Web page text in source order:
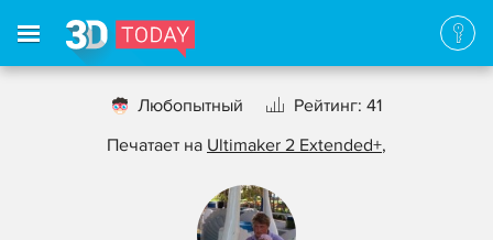
Любопытный
Рейтинг: 41
Печатает на Ultimaker 2 Extended+,